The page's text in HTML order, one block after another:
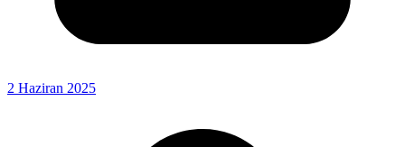
2 Haziran 2025